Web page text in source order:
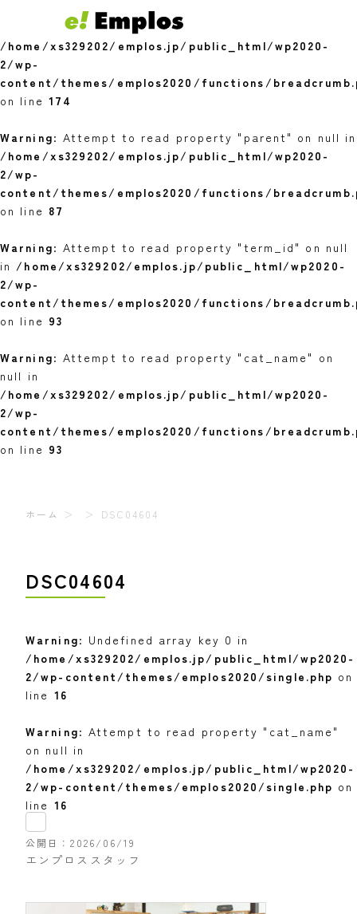
: Undefined variable $youngest in
/home/xs329202/emplos.jp/public_html/wp2020-
2/wp-
content/themes/emplos2020/functions/
on line 174
Warning: Attempt to read property "parent" on null in
/home/xs329202/emplos.jp/public_html/wp2020-
2/wp-
content/themes/emplos2020/functions/
on line 87
Warning: Attempt to read property "term_id" on null
in /home/xs329202/emplos.jp/public_html/wp2020-
2/wp-
content/themes/emplos2020/functions/
on line 93
Warning: Attempt to read property "cat_name" on
null in
/home/xs329202/emplos.jp/public_html/wp2020-
2/wp-
content/themes/emplos2020/functions/
on line 93
ホーム DSC04604
DSC04604
Warning: Undefined array key 0 in
/home/xs329202/emplos.jp/public_html/wp2020-
2/wp-content/themes/emplos2020/single.php on
line 16
Warning: Attempt to read property "cat_name"
on null in
/home/xs329202/emplos.jp/public_html/wp2020-
2/wp-content/themes/emplos2020/single.php on
line 16
公開日 2026/06/19
エンプロススタッフ